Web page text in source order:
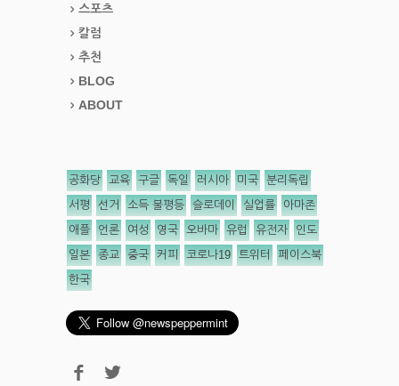
스포츠
칼럼
추천
BLOG
ABOUT
공화당 교육 구글 독일 러시아 미국 분리독립
서평 선거 소득 불평등 슬로데이 실업률 아마존
애플 언론 여성 영국 오바마 유럽 유전자 인도
일본 종교 중국 커피 코로나19 트위터 페이스북
한국